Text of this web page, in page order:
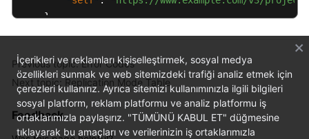
Level
Agreement
White
Papers
Endpoints
}
Previous topic: Error Codes
Next topic: Replication Mode Table
Feedback
İçerikleri ve reklamları kişiselleştirmek, sosyal medya
özellikleri sunmak ve web sitemizdeki trafiği analiz etmek için
çerezleri kullanırız. Ayrıca sitemizi kullanımınızla ilgili bilgileri
sosyal platform, reklam platformu ve analiz platformu iş
ortaklarımızla paylaşırız. "TÜMÜNÜ KABUL ET" düğmesine
tıklayarak bu amaçları ve verilerinizin iş ortaklarımızla